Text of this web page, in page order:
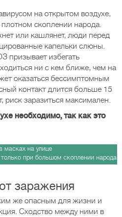
на открытом воздухе,
скоплении народа.
или кашлянет, люди перед
капельки слюны.
призывает избегать
ни с кем ближе, чем на
оказаться бессимптомным
контакт длится больше 15
риск заразиться максимален.
необходимо, так как это
при большом скоплении народа
заражения
же опасным для жизни и
Сходство между ними в